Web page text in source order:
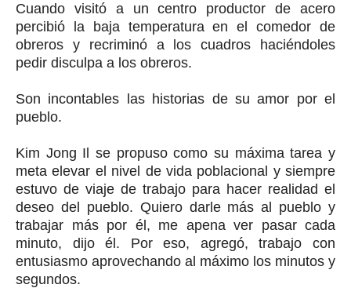
Cuando visitó a un centro productor de acero
percibió la baja temperatura en el comedor de
obreros y recriminó a los cuadros haciéndoles
pedir disculpa a los obreros.
Son incontables las historias de su amor por el
pueblo.
Kim Jong Il se propuso como su máxima tarea y
meta elevar el nivel de vida poblacional y siempre
estuvo de viaje de trabajo para hacer realidad el
deseo del pueblo. Quiero darle más al pueblo y
trabajar más por él, me apena ver pasar cada
minuto, dijo él. Por eso, agregó, trabajo con
entusiasmo aprovechando al máximo los minutos y
segundos.